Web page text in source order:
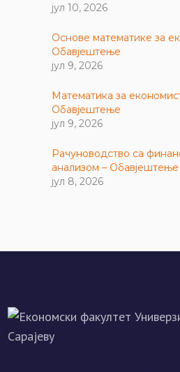
јул 10, 2026
Основе математике за
Обавјештење
јул 9, 2026
Математика за
Обавјештење
јул 9, 2026
Рачуноводство са
анализом – Обавјештење
јул 8, 2026